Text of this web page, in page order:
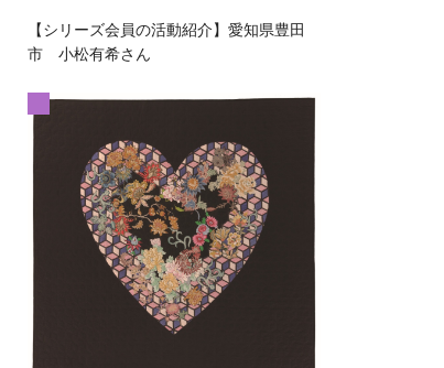
【シリーズ会員の活動紹介】愛知県豊田
市 小松有希さん